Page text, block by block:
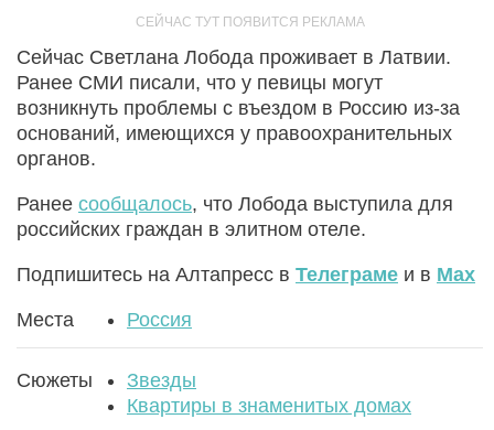
Сейчас Светлана Лобода проживает в Латвии.
Ранее СМИ писали, что у певицы могут
возникнуть проблемы с въездом в Россию из-за
оснований, имеющихся у правоохранительных
органов.
Ранее сообщалось, что Лобода выступила для
российских граждан в элитном отеле.
Подпишитесь на Алтапресс в Телеграме и в Max
Места Россия
Сюжеты
Звезды
Квартиры в знаменитых домах